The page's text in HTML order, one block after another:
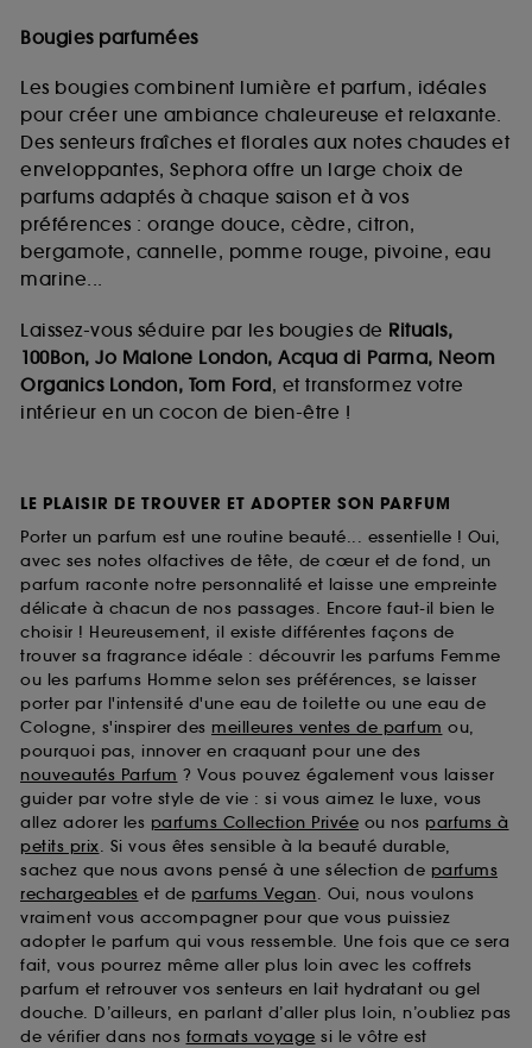
Bougies parfumées
Les bougies combinent lumière et parfum, idéales
pour créer une ambiance chaleureuse et relaxante.
Des senteurs fraîches et florales aux notes chaudes et
enveloppantes, Sephora offre un large choix de
parfums adaptés à chaque saison et à vos
préférences : orange douce, cèdre, citron,
bergamote, cannelle, pomme rouge, pivoine, eau
marine...
Laissez-vous séduire par les bougies de Rituals,
100Bon, Jo Malone London, Acqua di Parma, Neom
Organics London, Tom Ford, et transformez votre
intérieur en un cocon de bien-être !
LE PLAISIR DE TROUVER ET ADOPTER SON PARFUM
Porter un parfum est une routine beauté... essentielle ! Oui,
avec ses notes olfactives de tête, de cœur et de fond, un
parfum raconte notre personnalité et laisse une empreinte
délicate à chacun de nos passages. Encore faut-il bien le
choisir ! Heureusement, il existe différentes façons de
trouver sa fragrance idéale : découvrir les parfums Femme
ou les parfums Homme selon ses préférences, se laisser
porter par l'intensité d'une eau de toilette ou une eau de
Cologne, s'inspirer des meilleures ventes de parfum ou,
pourquoi pas, innover en craquant pour une des
nouveautés Parfum ? Vous pouvez également vous laisser
guider par votre style de vie : si vous aimez le luxe, vous
allez adorer les parfums Collection Privée ou nos parfums à
petits prix. Si vous êtes sensible à la beauté durable,
sachez que nous avons pensé à une sélection de parfums
rechargeables et de parfums Vegan. Oui, nous voulons
vraiment vous accompagner pour que vous puissiez
adopter le parfum qui vous ressemble. Une fois que ce sera
fait, vous pourrez même aller plus loin avec les coffrets
parfum et retrouver vos senteurs en lait hydratant ou gel
douche. D’ailleurs, en parlant d’aller plus loin, n’oubliez pas
de vérifier dans nos formats voyage si le vôtre est